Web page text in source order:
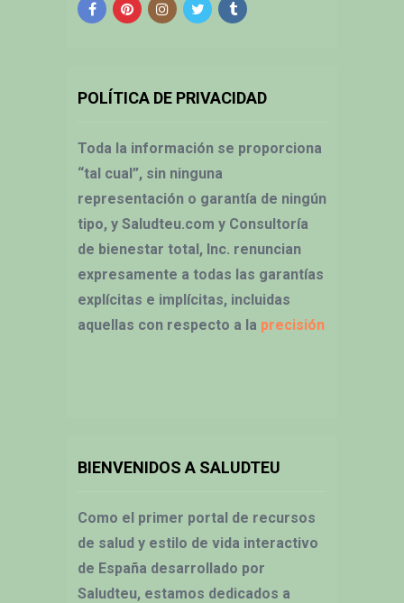
POLÍTICA DE PRIVACIDAD
Toda la información se proporciona
“tal cual”, sin ninguna
representación o garantía de ningún
tipo, y Saludteu.com y Consultoría
de bienestar total, Inc. renuncian
expresamente a todas las garantías
explícitas e implícitas, incluidas
aquellas con respecto a la precisión
BIENVENIDOS A SALUDTEU
Como el primer portal de recursos
de salud y estilo de vida interactivo
de España desarrollado por
Saludteu, estamos dedicados a